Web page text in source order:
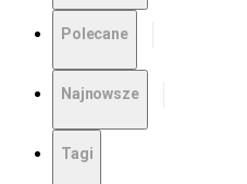
Polecane
Najnowsze
Tagi